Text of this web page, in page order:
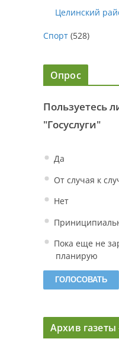
Целинский
Спорт (528)
Опрос
Пользуетесь
"Госуслуги"
Да
От случая к
Нет
Пока еще не
планирую
Архив